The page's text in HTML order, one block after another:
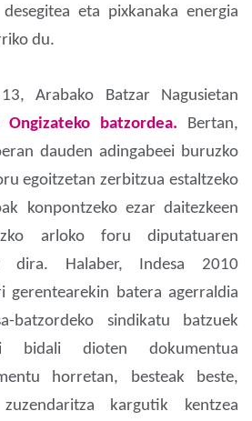
eta pixkanaka energia
du.
Arabako Batzar Nagusietan
Ongizateko batzordea. Bertan,
dauden adingabeei buruzko
egoitzetan zerbitzua estaltzeko
konpontzeko ezar daitezkeen
arloko foru diputatuaren
dira. Halaber, Indesa 2010
gerentearekin batera agerraldia
batzordeko sindikatu batzuek
bidali dioten dokumentua
horretan, besteak beste,
kargutik kentzea